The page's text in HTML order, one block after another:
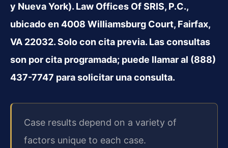
y Nueva York). Law Offices Of SRIS, P.C.,
ubicado en 4008 Williamsburg Court, Fairfax,
VA 22032. Solo con cita previa. Las consultas
son por cita programada; puede llamar al (888)
437-7747 para solicitar una consulta.
Case results depend on a variety of
factors unique to each case.